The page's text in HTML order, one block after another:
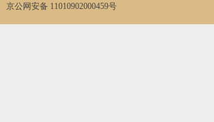
京公网安备 11010902000459号